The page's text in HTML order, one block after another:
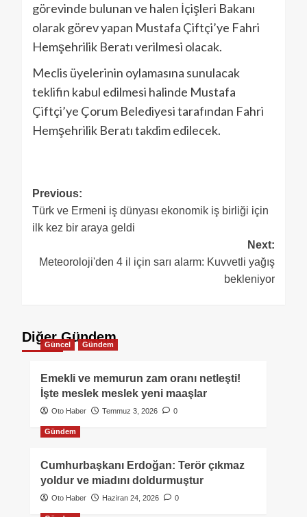
görevinde bulunan ve halen İçişleri Bakanı
olarak görev yapan Mustafa Çiftçi’ye Fahri
Hemşehrilik Beratı verilmesi olacak.
Meclis üyelerinin oylamasına sunulacak
teklifin kabul edilmesi halinde Mustafa
Çiftçi’ye Çorum Belediyesi tarafından Fahri
Hemşehrilik Beratı takdim edilecek.
Previous:
Türk ve Ermeni iş dünyası ekonomik iş birliği için
ilk kez bir araya geldi
Next:
Meteoroloji'den 4 il için sarı alarm: Kuvvetli yağış
bekleniyor
Diğer Gündem
Güncel Gündem
Emekli ve memurun zam oranı netleşti!
İşte meslek meslek yeni maaşlar
Oto Haber Temmuz 3, 2026 0
Gündem
Cumhurbaşkanı Erdoğan: Terör çıkmaz
yoldur ve miadını doldurmuştur
Oto Haber Haziran 24, 2026 0